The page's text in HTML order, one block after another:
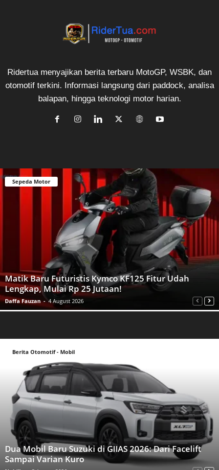
Ridertua menyajikan berita terbaru MotoGP, WSBK, dan
otomotif terkini. Informasi langsung dari paddock, analisa
balapan, hingga teknologi motor harian.
Sepeda Motor
Matik Baru Futuristis Kymco KF125 Fitur Udah
Lengkap, Mulai Rp 25 Jutaan!
Daffa Fauzan - 4 August 2026
Berita Otomotif - Mobil
Dua Mobil Baru Suzuki di GIIAS 2026: Dari Facelift
Sampai Varian Kuro